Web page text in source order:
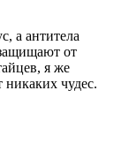
а антитела
от
я же
чудес.